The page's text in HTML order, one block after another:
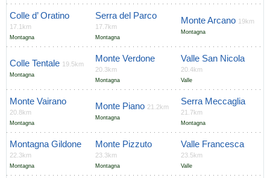
Colle d’ Oratino
17.1km
Montagna
Serra del Parco
17.7km
Montagna
Monte Arcano 19km
Montagna
Colle Tentale 19.5km
Montagna
Monte Verdone
20.3km
Montagna
Valle San Nicola
20.4km
Valle
Monte Vairano
20.8km
Montagna
Monte Piano 21.2km
Montagna
Serra Meccaglia
21.7km
Montagna
Montagna Gildone
22.3km
Montagna
Monte Pizzuto
23.3km
Montagna
Valle Francesca
23.5km
Valle